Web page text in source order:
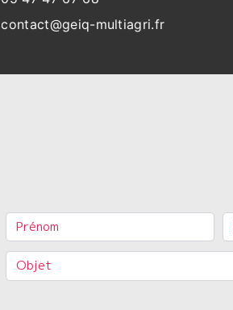
contact@geiq-multiagri.fr